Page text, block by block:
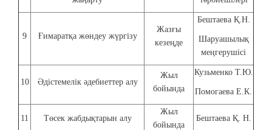
9 Ғимаратқа жөндеу жүргізу
Жазғы
кезеңде
Бештаева Қ.Н.
Шаруашылық
меңгерушісі
10 Әдістемелік әдебиеттер алу
Жыл
бойында
Кузьменко Т.Ю.
Помогаева Е.К.
11 Төсек жабдықтарын алу
Жыл
бойында
Бештаева Қ. Н.